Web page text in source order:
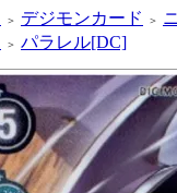
＞ デジモンカード ＞
＞ パラレル[DC]